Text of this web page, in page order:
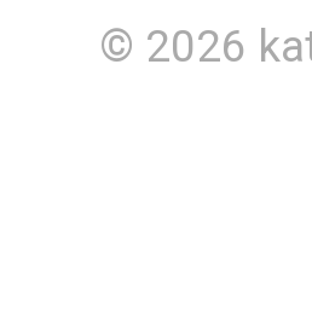
© 2026